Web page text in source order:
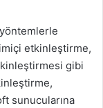
etkinleştirme,
gibi
sunucularına